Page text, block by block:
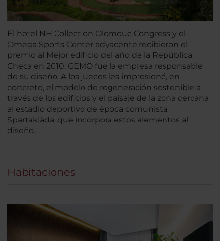
El hotel NH Collection Olomouc Congress y el
Omega Sports Center adyacente recibieron el
premio al Mejor edificio del año de la República
Checa en 2010. GEMO fue la empresa responsable
de su diseño. A los jueces les impresionó, en
concreto, el modelo de regeneración sostenible a
través de los edificios y el paisaje de la zona cercana
al estadio deportivo de época comunista
Spartakiàda, que incorpora estos elementos al
diseño.
Habitaciones